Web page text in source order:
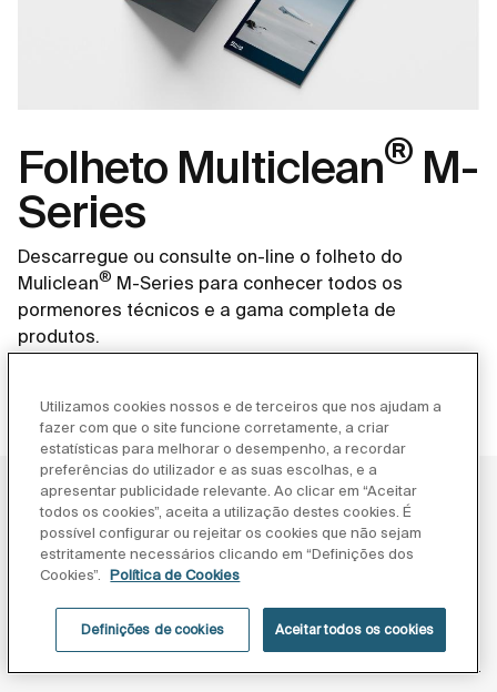
Folheto Multiclean® M-
Series
Descarregue ou consulte on-line o folheto do
Muliclean® M-Series para conhecer todos os
pormenores técnicos e a gama completa de
produtos.
Produtos
Utilizamos cookies nossos e de terceiros que nos ajudam a
fazer com que o site funcione corretamente, a criar
estatísticas para melhorar o desempenho, a recordar
preferências do utilizador e as suas escolhas, e a
apresentar publicidade relevante. Ao clicar em “Aceitar
todos os cookies”, aceita a utilização destes cookies. É
possível configurar ou rejeitar os cookies que não sejam
estritamente necessários clicando em “Definições dos
Cookies”.
Política de Cookies
Definições de cookies Aceitar todos os cookies